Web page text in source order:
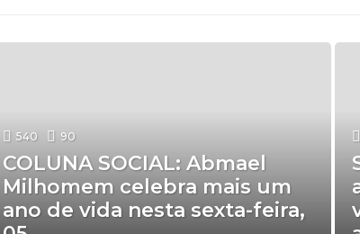
540 90
COLUNA SOCIAL: Abmael
Milhomem celebra mais um
ano de vida nesta sexta-feira,